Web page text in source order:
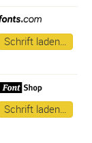
Schrift laden…
Schrift laden…